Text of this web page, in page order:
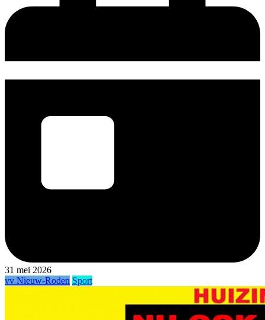
31 mei 2026
vv Nieuw-Roden Sport